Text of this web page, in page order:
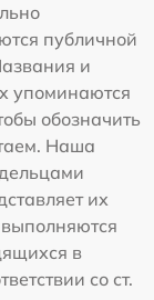
публичной
и
упоминаются
обозначить
Наша
их
в
со ст.